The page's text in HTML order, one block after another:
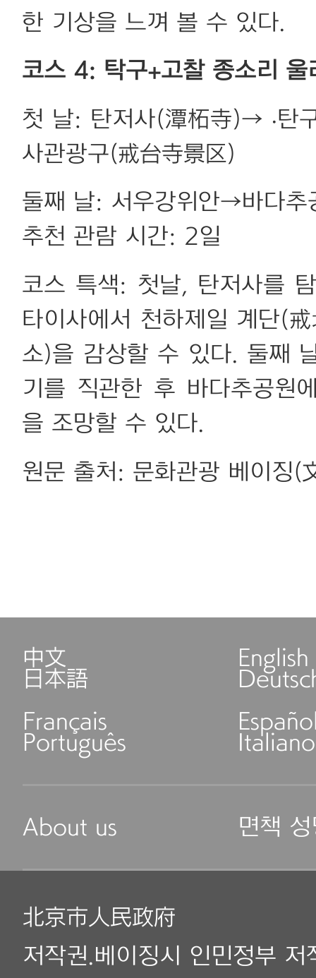
한 기상을 느껴 볼 수 있다.
코스 4: 탁구+고찰 종소리 울
첫 날: 탄저사(潭柘寺)→ ·탄
사관광구(戒台寺景区)
둘째 날: 서우강위안→바다추
추천 관람 시간: 2일
코스 특색: 첫날, 탄저사를
타이사에서 천하제일 계단(
소)을 감상할 수 있다. 둘째
기를 직관한 후 바다추공원
을 조망할 수 있다.
원문 출처: 문화관광 베이징(
中文 English
日本語
Français
Português Italiano
About us 면책
北京市人民政府
저작권.베이징시 인민정부